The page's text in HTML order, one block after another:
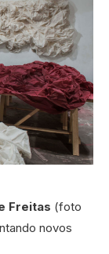
Freitas (foto
novos